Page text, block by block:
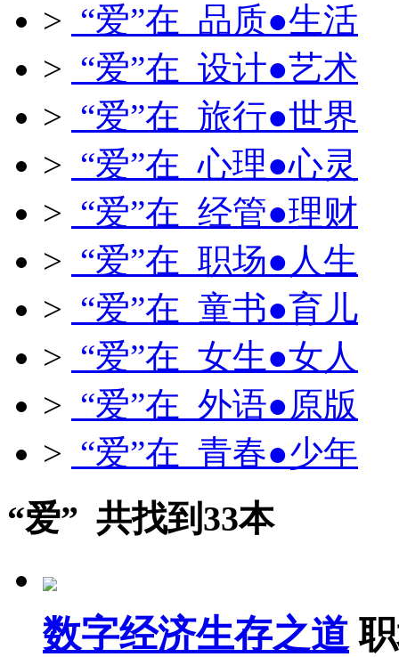
> “爱”在 品质●生活
> “爱”在 设计●艺术
> “爱”在 旅行●世界
> “爱”在 心理●心灵
> “爱”在 经管●理财
> “爱”在 职场●人生
> “爱”在 童书●育儿
> “爱”在 女生●女人
> “爱”在 外语●原版
> “爱”在 青春●少年
“爱” 共找到33本
数字经济生存之道